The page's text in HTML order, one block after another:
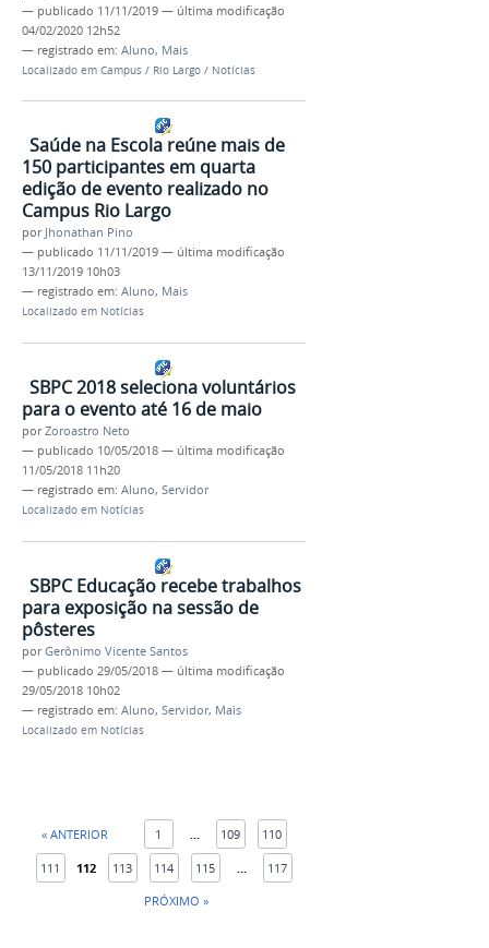
— publicado 11/11/2019 — última modificação
04/02/2020 12h52
— registrado em: Aluno, Mais
Localizado em Campus / Rio Largo / Notícias
Saúde na Escola reúne mais de
150 participantes em quarta
edição de evento realizado no
Campus Rio Largo
por Jhonathan Pino
— publicado 11/11/2019 — última modificação
13/11/2019 10h03
— registrado em: Aluno, Mais
Localizado em Notícias
SBPC 2018 seleciona voluntários
para o evento até 16 de maio
porZoroastro Neto
— publicado 10/05/2018 — última modificação
11/05/2018 11h20
— registrado em: Aluno, Servidor
Localizado em Notícias
SBPC Educação recebe trabalhos
para exposição na sessão de
pôsteres
porGerônimo Vicente Santos
— publicado 29/05/2018 — última modificação
29/05/2018 10h02
— registrado em: Aluno, Servidor, Mais
Localizado em Notícias
« ANTERIOR 1 109 110
111 112 113 114 115
117
PRÓXIMO »